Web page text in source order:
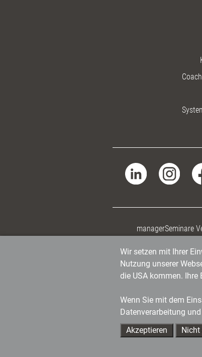
managerSeminare
Wir setzen mit Ihrer
Nutzung unserer
die USA kommen.
Wenn Sie mit dem
Datenverarbeitung
Akzeptieren
Nicht